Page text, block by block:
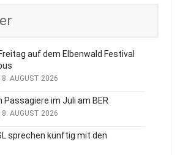
auf dem Elbenwald Festival
AUGUST 2026
Passagiere im Juli am BER
AUGUST 2026
sprechen künftig mit den